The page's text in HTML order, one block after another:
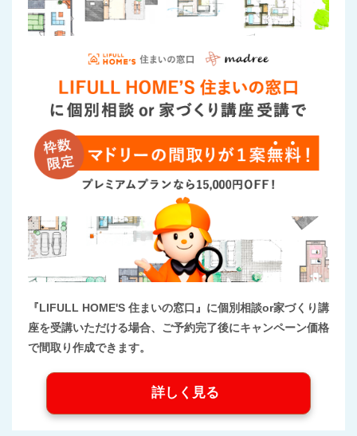
『LIFULL HOME'S 住まいの窓口』に個別相談or家づくり講
座を受講いただける場合、ご予約完了後にキャンペーン価格
で間取り作成できます。
詳しく見る